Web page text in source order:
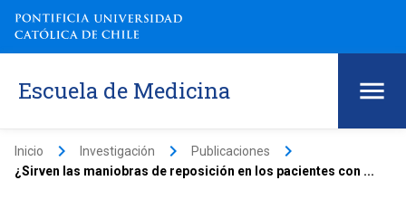
Escuela de Medicina
Inicio keyboard_arrow_right Investigación keyboard_arrow_right Publicaciones keyboard_arrow_right
¿Sirven las maniobras de reposición en los pacientes con ...